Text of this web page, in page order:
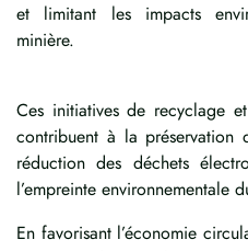
et limitant les impacts
minière.
Ces initiatives de recyclage
contribuent à la préservation
réduction des déchets
l’empreinte environnementale
En favorisant l’économie